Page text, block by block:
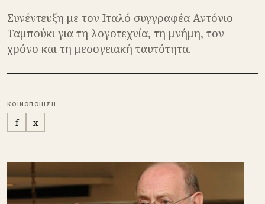
Συνέντευξη με τον Ιταλό συγγραφέα Αντόνιο
Ταμπούκι για τη λογοτεχνία, τη μνήμη, τον
χρόνο και τη μεσογειακή ταυτότητα.
ΚΟΙΝΟΠΟΙΗΣΗ
f x